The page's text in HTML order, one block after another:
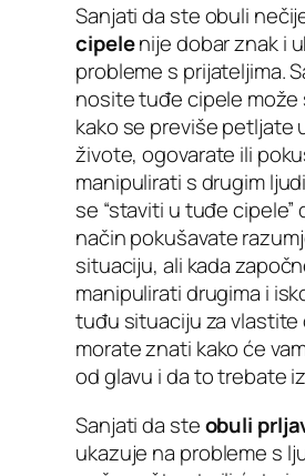
Sanjati da ste obuli
cipelenije dobar znak i
probleme s prijateljima.
nosite tuđe cipele može
kako se previše petljate
živote, ogovarate ili
manipulirati s drugim
se “staviti u tuđe cipele”
način pokušavate
situaciju, ali kada
manipulirati drugima i
tuđu situaciju za vlastite
morate znati kako će
od glavu i da to trebate
Sanjati da steobuli
ukazuje na probleme s